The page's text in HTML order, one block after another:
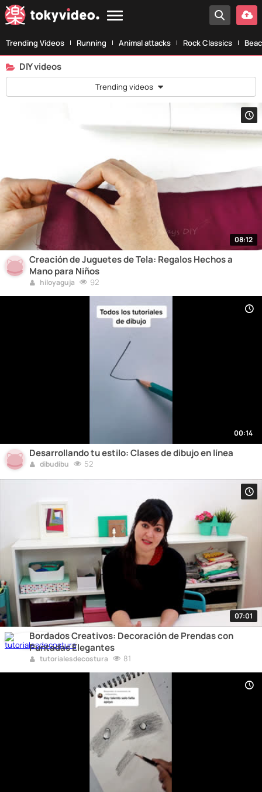
Trending Videos Running Animal attacks Rock Classics
DIY videos
Trending videos
08:12
Creación de Juguetes de Tela: Regalos Hechos a
Mano para Niños
hiloyaguja 92
00:14
Desarrollando tu estilo: Clases de dibujo en línea
dibudibu 52
07:01
Bordados Creativos: Decoración de Prendas con
Puntadas Elegantes
tutorialesdecostura 81